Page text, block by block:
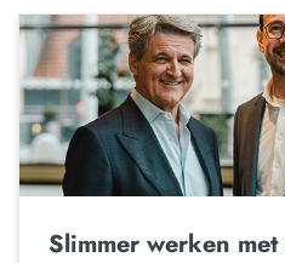
Slimmer werken